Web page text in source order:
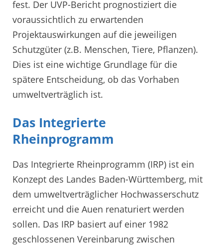
fest. Der UVP-Bericht prognostiziert die
voraussichtlich zu erwartenden
Projektauswirkungen auf die jeweiligen
Schutzgüter (z.B. Menschen, Tiere, Pflanzen).
Dies ist eine wichtige Grundlage für die
spätere Entscheidung, ob das Vorhaben
umweltverträglich ist.
Das Integrierte
Rheinprogramm
Das Integrierte Rheinprogramm (IRP) ist ein
Konzept des Landes Baden-Württemberg, mit
dem umweltverträglicher Hochwasserschutz
erreicht und die Auen renaturiert werden
sollen. Das IRP basiert auf einer 1982
geschlossenen Vereinbarung zwischen